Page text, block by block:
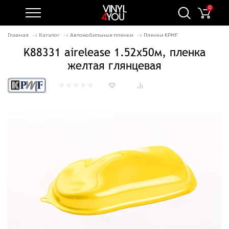
0
Главная Каталог Автомобильные пленки Пленки KPMF
K88331 airelease 1.52х50м, пленка
желтая глянцевая